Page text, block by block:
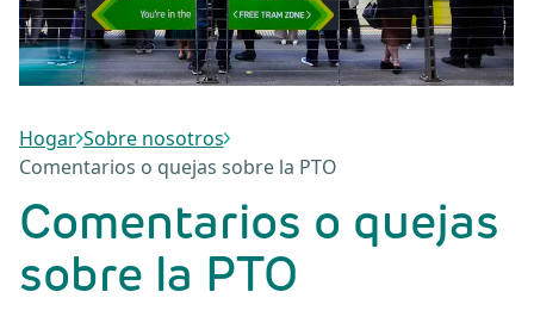
Hogar Sobre nosotros
Comentarios o quejas sobre la PTO
Comentarios o quejas
sobre la PTO